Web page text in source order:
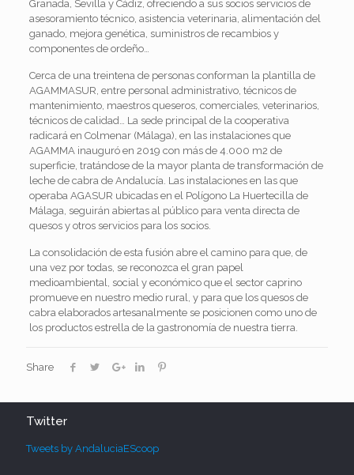
Granada, Sevilla y Cádiz, ofreciendo a sus socios servicios de
asesoramiento técnico, asistencia veterinaria, alimentación del
ganado, mejora genética, suministros de recambios y
componentes de ordeño…
Cerca de una treintena de personas conforman la plantilla de
AGAMMASUR, entre personal administrativo, técnicos de
mantenimiento, maestros queseros, comerciales, veterinarios,
técnicos de calidad… La sede principal de la cooperativa
radicará en Colmenar (Málaga), en las instalaciones que
AGAMMA inauguró en 2019 con más de 4.000 m2 de
superficie, tratándose de la mayor planta de transformación de
leche de cabra de Andalucía. Las instalaciones en las que
operaba AGASUR ubicadas en el Polígono La Huertecilla de
Málaga, seguirán abiertas al público para venta directa de
quesos y otros servicios para los socios.
La consolidación de esta fusión abre el camino para que, de
una vez por todas, se reconozca el gran papel
medioambiental, social y económico que el sector caprino
promueve en nuestro medio rural, y para que los quesos de
cabra elaborados artesanalmente se posicionen como uno de
los productos estrella de la gastronomía de nuestra tierra.
Share
Twitter
Tweets by AndaluciaEScoop